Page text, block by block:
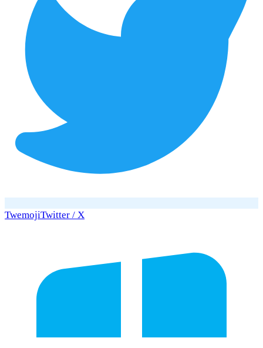
TwemojiTwitter / X